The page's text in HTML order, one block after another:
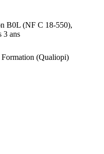
B0L (NF C 18-550),
3 ans
(Qualiopi)